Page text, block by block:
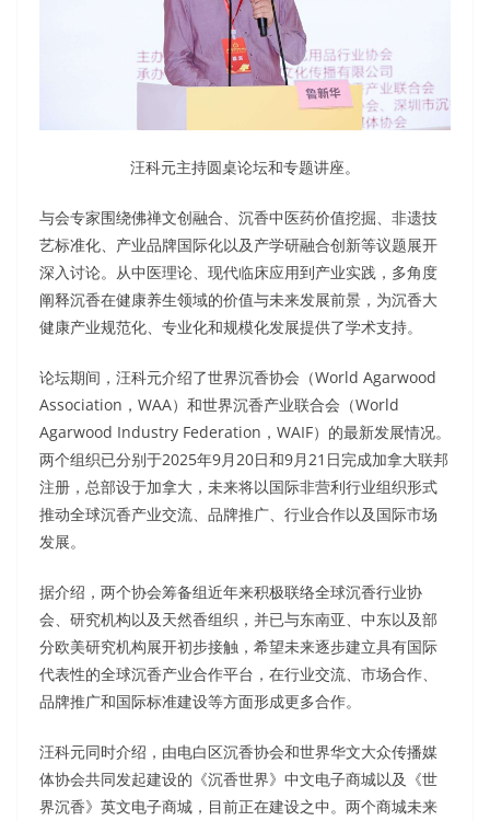
汪科元主持圆桌论坛和专题讲座。
与会专家围绕佛禅文创融合、沉香中医药价值挖掘、非遗技
艺标准化、产业品牌国际化以及产学研融合创新等议题展开
深入讨论。从中医理论、现代临床应用到产业实践，多角度
阐释沉香在健康养生领域的价值与未来发展前景，为沉香大
健康产业规范化、专业化和规模化发展提供了学术支持。
论坛期间，汪科元介绍了世界沉香协会（World Agarwood
Association，WAA）和世界沉香产业联合会（World
Agarwood Industry Federation，WAIF）的最新发展情况。
两个组织已分别于2025年9月20日和9月21日完成加拿大联邦
注册，总部设于加拿大，未来将以国际非营利行业组织形式
推动全球沉香产业交流、品牌推广、行业合作以及国际市场
发展。
据介绍，两个协会筹备组近年来积极联络全球沉香行业协
会、研究机构以及天然香组织，并已与东南亚、中东以及部
分欧美研究机构展开初步接触，希望未来逐步建立具有国际
代表性的全球沉香产业合作平台，在行业交流、市场合作、
品牌推广和国际标准建设等方面形成更多合作。
汪科元同时介绍，由电白区沉香协会和世界华文大众传播媒
体协会共同发起建设的《沉香世界》中文电子商城以及《世
界沉香》英文电子商城，目前正在建设之中。两个商城未来